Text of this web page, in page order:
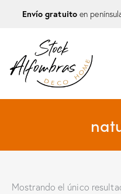
Envío gratuitoen
Mostrando el único